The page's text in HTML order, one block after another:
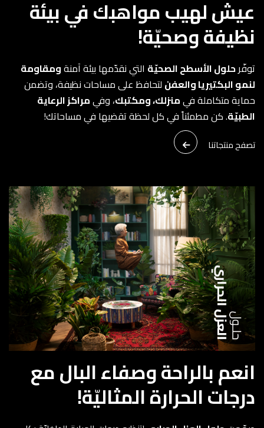
عيش لهيب مواهبك في بيئة
نظيفة وصحيّة!
توفّرحلول الأسطح الصحيّة التي نقدّمها بيئة آمنةومقاومة
لنمو البكتيريا والعفن لتحافظ على مساحات نظيفة، وتضمن
حماية متكاملة فيمنزلك، ومكتبك، وفيمراكز الرعاية
الطبيّة. كن مطمئناً في كل لحظة تقضيها في مساحاتك!
تصفح منتجاتنا
انعم بالراحة وصفاء البال مع
درجات الحرارة المثاليّة!